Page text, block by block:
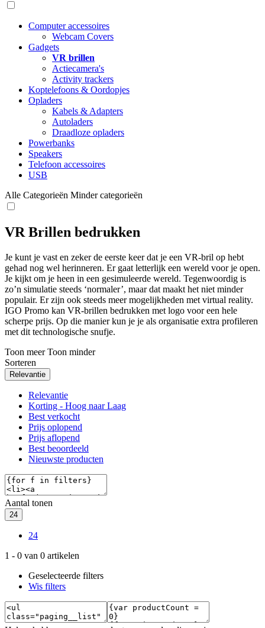
Computer accessoires
Webcam Covers
Gadgets
VR brillen
Actiecamera's
Activity trackers
Koptelefoons & Oordopjes
Opladers
Kabels & Adapters
Autoladers
Draadloze opladers
Powerbanks
Speakers
Telefoon accessoires
USB
Alle Categorieën Minder categorieën
VR Brillen bedrukken
Je kunt je vast en zeker de eerste keer dat je een VR-bril op hebt
gehad nog wel herinneren. Er gaat letterlijk een wereld voor je open.
Je kijkt om je heen in een gesimuleerde wereld. Tegenwoordig is
zo’n simulatie steeds ‘normaler’, maar dat maakt het niet minder
populair. Er zijn ook steeds meer mogelijkheden met virtual reality.
IGO Promo kan VR-brillen bedrukken met logo voor een hele
scherpe prijs. Op die manier kun je je als organisatie extra profileren
met dit technologische snufje.
Toon meer Toon minder
Sorteren
Relevantie
Relevantie
Korting - Hoog naar Laag
Best verkocht
Prijs oplopend
Prijs aflopend
Best beoordeeld
Nieuwste producten
Aantal tonen
24
24
1 - 0 van 0 artikelen
Geselecteerde filters
Wis filters